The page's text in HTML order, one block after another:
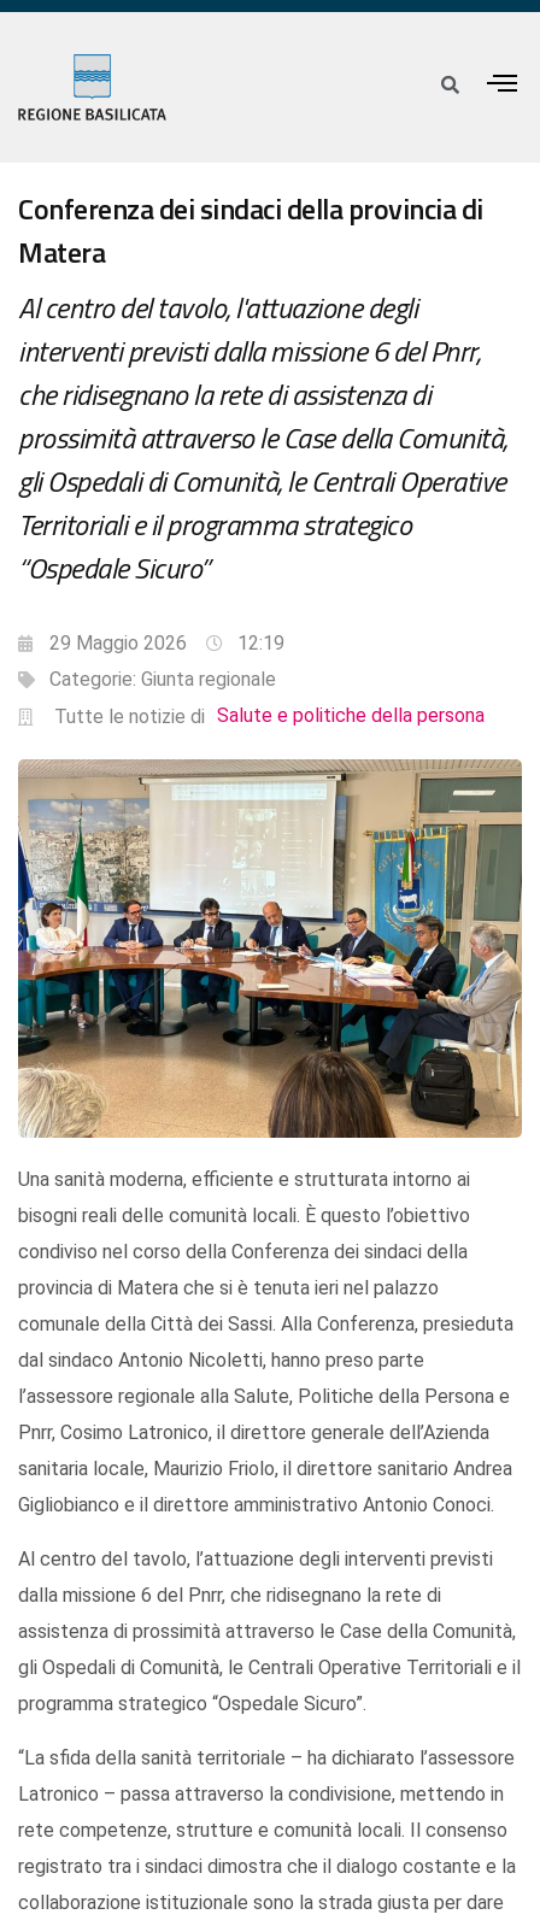
Conferenza dei sindaci della provincia di
Matera
Al centro del tavolo, l'attuazione degli
interventi previsti dalla missione 6 del Pnrr,
che ridisegnano la rete di assistenza di
prossimità attraverso le Case della Comunità,
gli Ospedali di Comunità, le Centrali Operative
Territoriali e il programma strategico
“Ospedale Sicuro”
29 Maggio 2026
12:19
Categorie: Giunta regionale
Tutte le notizie di Salute e politiche della persona
Una sanità moderna, efficiente e strutturata intorno ai
bisogni reali delle comunità locali. È questo l’obiettivo
condiviso nel corso della Conferenza dei sindaci della
provincia di Matera che si è tenuta ieri nel palazzo
comunale della Città dei Sassi. Alla Conferenza, presieduta
dal sindaco Antonio Nicoletti, hanno preso parte
l’assessore regionale alla Salute, Politiche della Persona e
Pnrr, Cosimo Latronico, il direttore generale dell’Azienda
sanitaria locale, Maurizio Friolo, il direttore sanitario Andrea
Gigliobianco e il direttore amministrativo Antonio Conoci.
Al centro del tavolo, l’attuazione degli interventi previsti
dalla missione 6 del Pnrr, che ridisegnano la rete di
assistenza di prossimità attraverso le Case della Comunità,
gli Ospedali di Comunità, le Centrali Operative Territoriali e il
programma strategico “Ospedale Sicuro”.
“La sfida della sanità territoriale – ha dichiarato l’assessore
Latronico – passa attraverso la condivisione, mettendo in
rete competenze, strutture e comunità locali. Il consenso
registrato tra i sindaci dimostra che il dialogo costante e la
collaborazione istituzionale sono la strada giusta per dare